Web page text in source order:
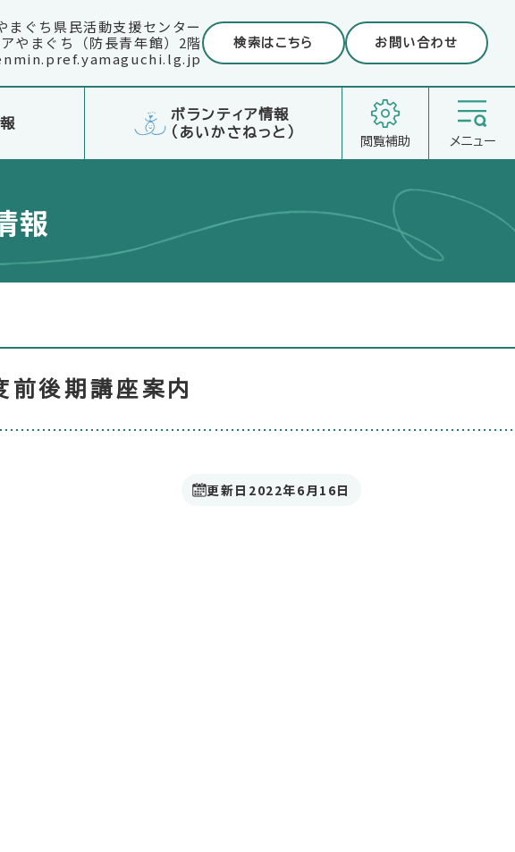
まぐち県民活動支援センター
やまぐち（防長青年館）2階
検索はこちら お問い合わせ
ボランティア情報
（あいかさねっと）
閲覧補助 メニュー
報